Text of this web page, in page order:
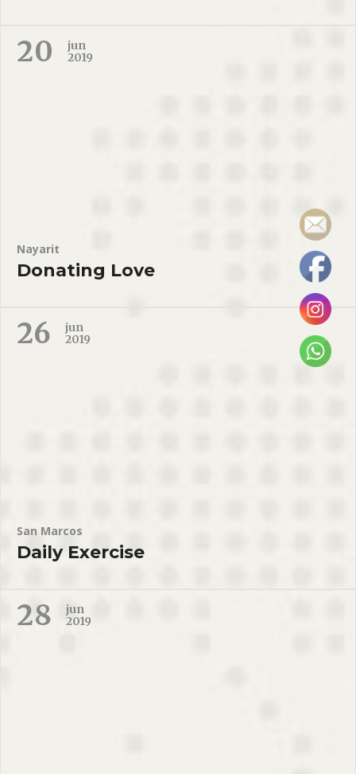
20
jun
2019
Nayarit
Donating Love
26
jun
2019
San Marcos
Daily Exercise
28
jun
2019